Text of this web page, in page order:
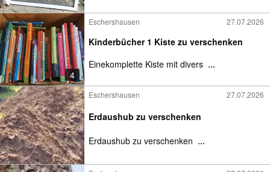
4
Eschershausen 27.07.2026
Kinderbücher 1 Kiste zu verschenken
Einekomplette Kiste mit divers ...
Eschershausen 27.07.2026
Erdaushub zu verschenken
Erdaushub zu verschenken ...